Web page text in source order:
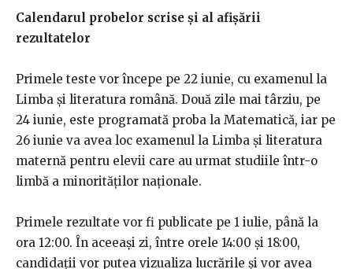
Calendarul probelor scrise și al afișării
rezultatelor
Primele teste vor începe pe 22 iunie, cu examenul la
Limba și literatura română. Două zile mai târziu, pe
24 iunie, este programată proba la Matematică, iar pe
26 iunie va avea loc examenul la Limba și literatura
maternă pentru elevii care au urmat studiile într-o
limbă a minorităților naționale.
Primele rezultate vor fi publicate pe 1 iulie, până la
ora 12:00. În aceeași zi, între orele 14:00 și 18:00,
candidații vor putea vizualiza lucrările și vor avea